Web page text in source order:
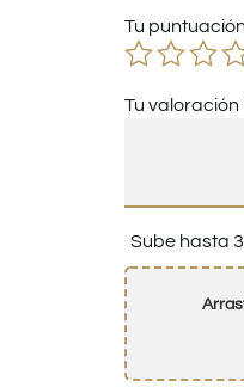
Tu puntuación
Tu valoración
Sube hasta